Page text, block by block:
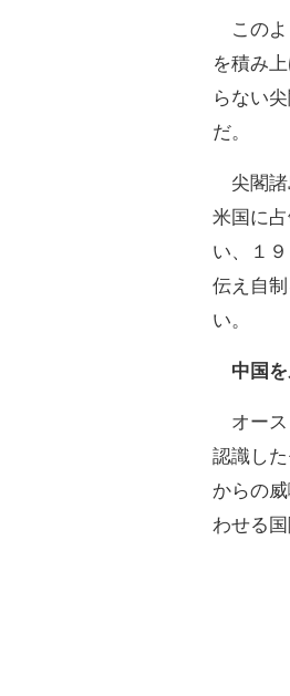
このよ
を積み
らない
だ。
尖閣諸
米国に
い、１
伝え自
い。
中国
オース
認識し
からの
わせる